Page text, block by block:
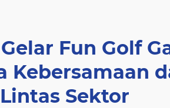
Fun Golf
Kebersamaan
Lintas Sektor